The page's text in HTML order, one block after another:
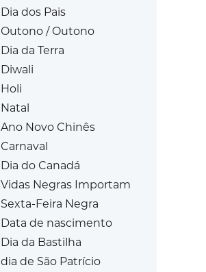
Dia dos Pais
Outono / Outono
Dia da Terra
Diwali
Holi
Natal
Ano Novo Chinês
Carnaval
Dia do Canadá
Vidas Negras Importam
Sexta-Feira Negra
Data de nascimento
Dia da Bastilha
dia de São Patrício